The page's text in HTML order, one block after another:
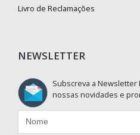
Livro de Reclamações
NEWSLETTER
Subscreva a
nossas novidades e